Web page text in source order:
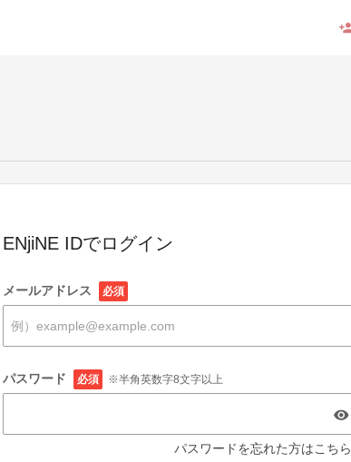
ENjiNE IDでログイン
メールアドレス 必須
パスワード 必須 ※半角英数字8文字以上
パスワードを忘れた方はこちら